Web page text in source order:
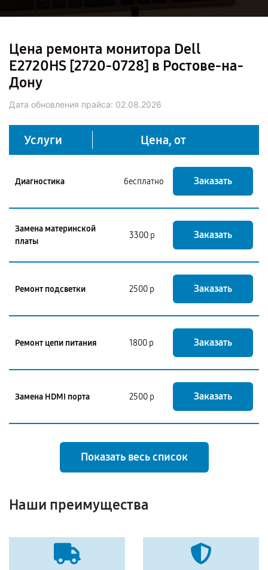
Цена ремонта монитора Dell
E2720HS [2720-0728] в Ростове-на-
Дону
Дата обновления прайса: 02.08.2026
Услуги Цена, от
Диагностика бесплатно Заказать
Замена материнской
платы
3300 р Заказать
Ремонт подсветки 2500 р Заказать
Ремонт цепи питания 1800 р Заказать
Замена HDMI порта 2500 р Заказать
Показать весь список
Наши преимущества